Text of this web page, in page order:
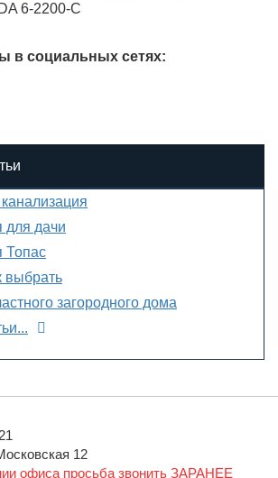
6-2200-C
в социальных сетях:
для дачи
Топас
выбрать
загородного дома
12
офиса просьба звонить ЗАРАНЕЕ